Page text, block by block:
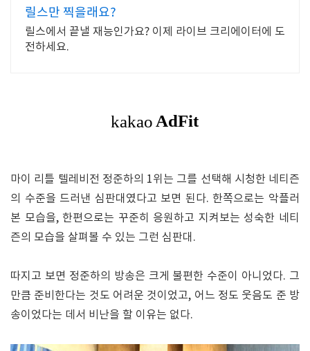
릴스만 찍을래요?
릴스에서 끝낼 재능인가요? 이제 라이브 크리에이터에 도
전하세요.
마이 리틀 텔레비전 정준하의 1위는 그를 선택해 시청한 네티즌
의 수준을 드러낸 심판대였다고 보면 된다. 한쪽으로는 악플러
본 모습을, 한편으로는 꾸준히 응원하고 지켜보는 성숙한 네티
즌의 모습을 살펴볼 수 있는 그런 심판대.
따지고 보면 정준하의 방송은 크게 불편한 수준이 아니었다. 그
만큼 준비한다는 것도 어려운 것이었고, 어느 정도 웃음도 준 방
송이었다는 데서 비난을 할 이유는 없다.